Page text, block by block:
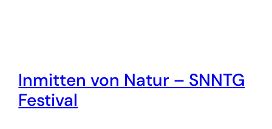
Inmitten von Natur – SNNTG
Festival